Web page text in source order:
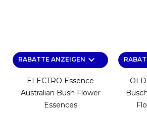
RABATTE ANZEIGEN keyboard_arrow_down
ELECTRO Essence
Australian Bush Flower
Essences